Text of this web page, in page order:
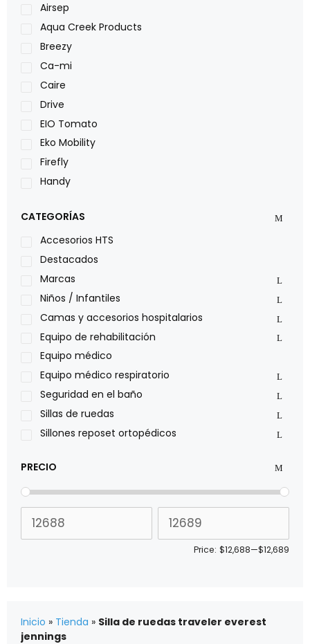
Airsep
Aqua Creek Products
Breezy
Ca-mi
Caire
Drive
EIO Tomato
Eko Mobility
Firefly
Handy
Leggero
Lumex
Medical Store
Nidek
Oxiplus
Philips
Pride
Roho
Sillas de ruedas Everest Jennings
Stealth products
Xiehe Medical
CATEGORÍAS
Accesorios HTS
Destacados
Marcas
Niños / Infantiles
Camas y accesorios hospitalarios
Equipo de rehabilitación
Equipo médico
Equipo médico respiratorio
Seguridad en el baño
Sillas de ruedas
Sillones reposet ortopédicos
PRECIO
Price: $12,688—$12,689
Inicio » Tienda » Silla de ruedas traveler everest
jennings